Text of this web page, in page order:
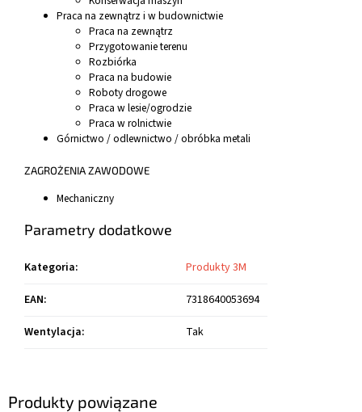
Produkty powiązane
Praca na zewnątrz i w budownictwie
Praca na zewnątrz
Przygotowanie terenu
Rozbiórka
Praca na budowie
Roboty drogowe
Praca w lesie/ogrodzie
Praca w rolnictwie
Górnictwo / odlewnictwo / obróbka metali
ZAGROŻENIA ZAWODOWE
Mechaniczny
Parametry dodatkowe
Kategoria:
Produkty 3M
EAN:
7318640053694
Wentylacja: Tak